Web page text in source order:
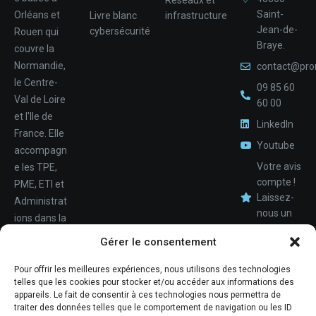
Gérer le consentement
Pour offrir les meilleures expériences, nous utilisons des technologies
telles que les cookies pour stocker et/ou accéder aux informations des
appareils. Le fait de consentir à ces technologies nous permettra de
traiter des données telles que le comportement de navigation ou les ID
Téléphone
Orléans et
Rouen qui
couvre la
Normandie,
le Centre-
Val de Loire
et l'Ile de
France. Elle
accompagn
e les TPE,
PME, ETI et
Administrat
ions dans la
déploiemen
t et la
maintenan
Livre blanc
cybersécurité
infrastructure
Saint-
Jean-de-
Braye.
09 85 60
60 00
LinkedIn
Youtube
Votre avis
compte !
Laissez-
nous un